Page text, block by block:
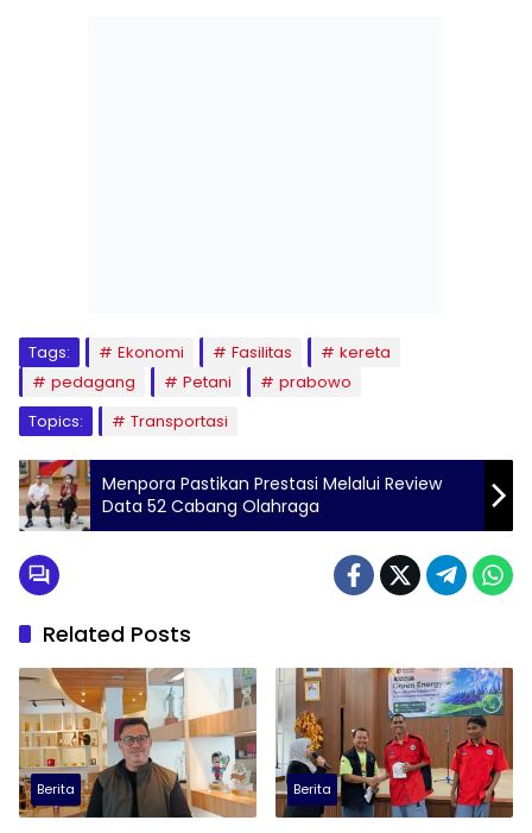
Tags: Ekonomi Fasilitas
kereta
pedagang
Petani
prabowo
Topics:
Transportasi
Menpora Pastikan Prestasi Melalui Review
Data 52 Cabang Olahraga
Related Posts
Berita Berita